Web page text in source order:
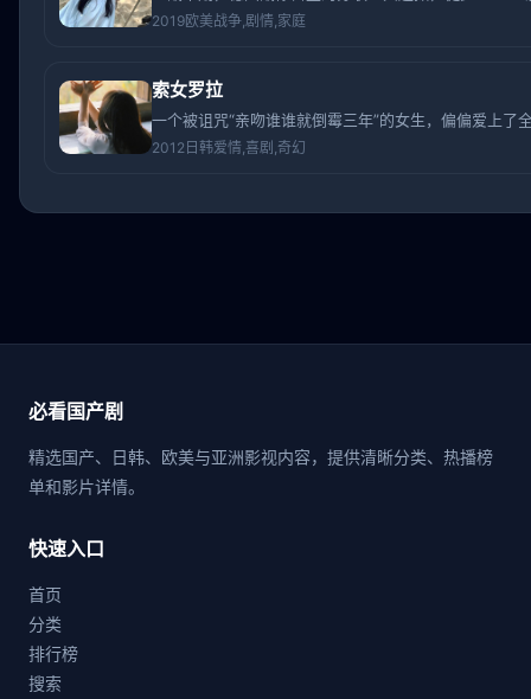
2019欧美战争,剧情,家庭
索女罗拉
一个被诅咒“亲吻谁谁就倒霉三年”的女生，偏偏爱上了
2012 日韩爱情,喜剧,奇幻
必看国产剧
精选国产、日韩、欧美与亚洲影视内容，提供清晰分类、热播榜
单和影片详情。
快速入口
首页
分类
排行榜
搜索